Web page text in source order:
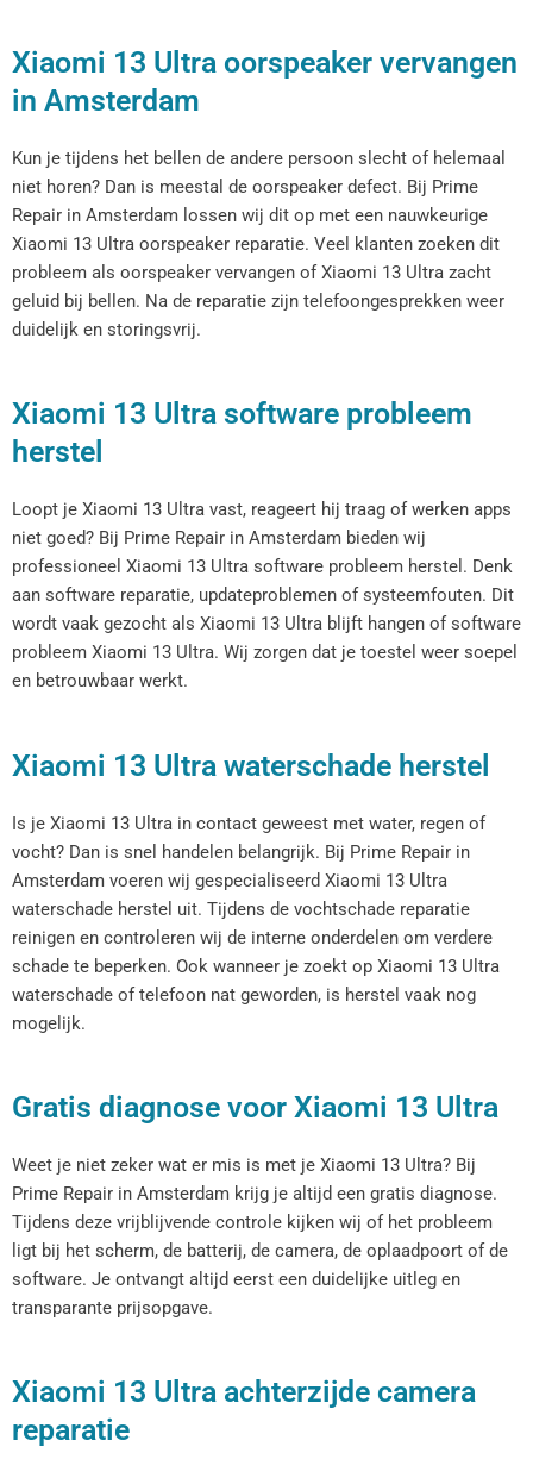
Xiaomi 13 Ultra oorspeaker vervangen
in Amsterdam
Kun je tijdens het bellen de andere persoon slecht of helemaal
niet horen? Dan is meestal de oorspeaker defect. Bij Prime
Repair in Amsterdam lossen wij dit op met een nauwkeurige
Xiaomi 13 Ultra oorspeaker reparatie. Veel klanten zoeken dit
probleem als oorspeaker vervangen of Xiaomi 13 Ultra zacht
geluid bij bellen. Na de reparatie zijn telefoongesprekken weer
duidelijk en storingsvrij.
Xiaomi 13 Ultra software probleem
herstel
Loopt je Xiaomi 13 Ultra vast, reageert hij traag of werken apps
niet goed? Bij Prime Repair in Amsterdam bieden wij
professioneel Xiaomi 13 Ultra software probleem herstel. Denk
aan software reparatie, updateproblemen of systeemfouten. Dit
wordt vaak gezocht als Xiaomi 13 Ultra blijft hangen of software
probleem Xiaomi 13 Ultra. Wij zorgen dat je toestel weer soepel
en betrouwbaar werkt.
Xiaomi 13 Ultra waterschade herstel
Is je Xiaomi 13 Ultra in contact geweest met water, regen of
vocht? Dan is snel handelen belangrijk. Bij Prime Repair in
Amsterdam voeren wij gespecialiseerd Xiaomi 13 Ultra
waterschade herstel uit. Tijdens de vochtschade reparatie
reinigen en controleren wij de interne onderdelen om verdere
schade te beperken. Ook wanneer je zoekt op Xiaomi 13 Ultra
waterschade of telefoon nat geworden, is herstel vaak nog
mogelijk.
Gratis diagnose voor Xiaomi 13 Ultra
Weet je niet zeker wat er mis is met je Xiaomi 13 Ultra? Bij
Prime Repair in Amsterdam krijg je altijd een gratis diagnose.
Tijdens deze vrijblijvende controle kijken wij of het probleem
ligt bij het scherm, de batterij, de camera, de oplaadpoort of de
software. Je ontvangt altijd eerst een duidelijke uitleg en
transparante prijsopgave.
Xiaomi 13 Ultra achterzijde camera
reparatie